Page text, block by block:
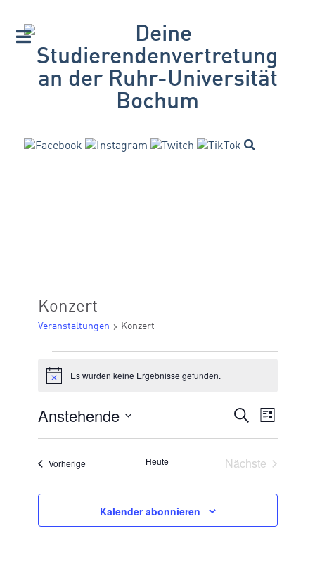
Konzert
Veranstaltungen Konzert
HinweisEs wurden keine Ergebnisse gefunden.
SUCHE
UND
Suche
Liste
Anstehende
VorherigeVeranstaltungenHeute Nächste
Kalender abonnieren